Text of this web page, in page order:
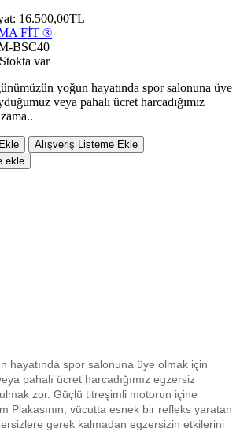
16.500,00TL
FİT ®️
BSC40
Stokta var
yoğun hayatında spor salonuna üye
veya pahalı ücret harcadığımız
Alışveriş Listeme Ekle
ekle
hayatında spor salonuna üye olmak için
pahalı ücret harcadığımız egzersiz
zor. Güçlü titreşimli motorun içine
Plakasının, vücutta esnek bir refleks yaratan
gerek kalmadan egzersizin etkilerini